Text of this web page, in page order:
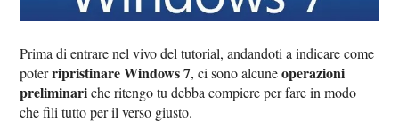
Prima di entrare nel vivo del tutorial, andandoti a indicare come
poterripristinare Windows 7, ci sono alcuneoperazioni
preliminariche ritengo tu debba compiere per fare in modo
che fili tutto per il verso giusto.